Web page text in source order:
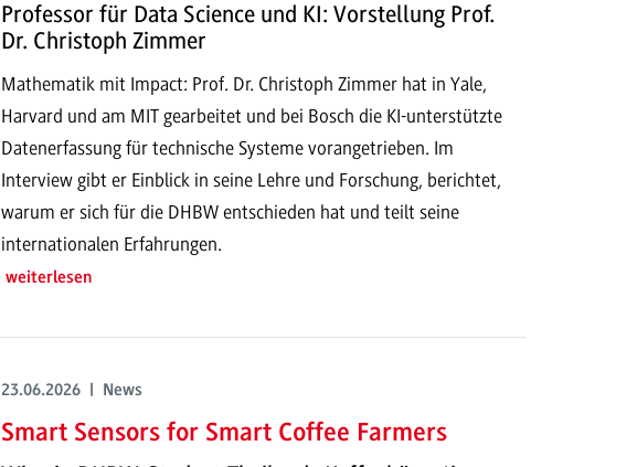
Professor für Data Science und KI: Vorstellung Prof.
Dr. Christoph Zimmer
Mathematik mit Impact: Prof. Dr. Christoph Zimmer hat in Yale,
Harvard und am MIT gearbeitet und bei Bosch die KI-unterstützte
Datenerfassung für technische Systeme vorangetrieben. Im
Interview gibt er Einblick in seine Lehre und Forschung, berichtet,
warum er sich für die DHBW entschieden hat und teilt seine
internationalen Erfahrungen.
weiterlesen
23.06.2026 | News
Smart Sensors for Smart Coffee Farmers